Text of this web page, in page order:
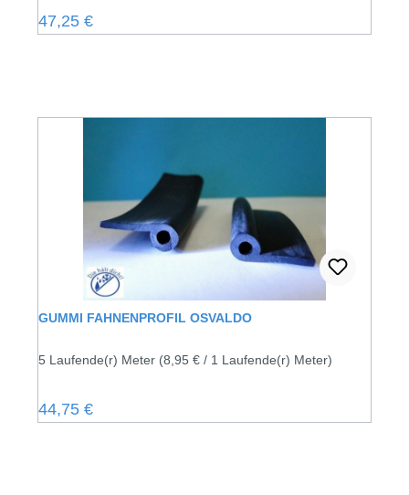
Regulärer Preis:
47,25 €
GUMMI FAHNENPROFIL OSVALDO
5 Laufende(r) Meter (8,95 € / 1 Laufende(r) Meter)
Regulärer Preis:
44,75 €